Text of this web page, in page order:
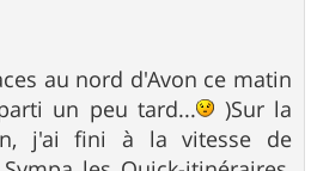
au nord d'Avon ce matin
un peu tard...
)Sur la
j'ai fini à la vitesse de